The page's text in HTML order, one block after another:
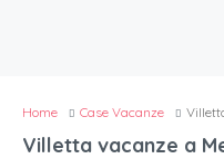
Home Case Vacanze
Villetta vacanze a